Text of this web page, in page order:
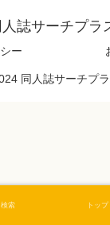
人誌サーチプラ
ー
同人誌サーチプラ
検索 トップ